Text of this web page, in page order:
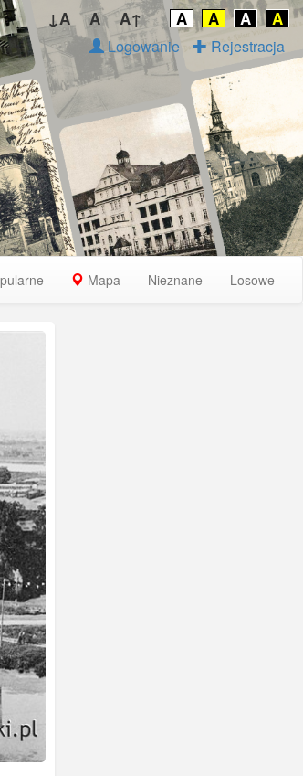
↓A A A↑ A A A A
Logowanie Rejestracja
Mapa Nieznane Losowe